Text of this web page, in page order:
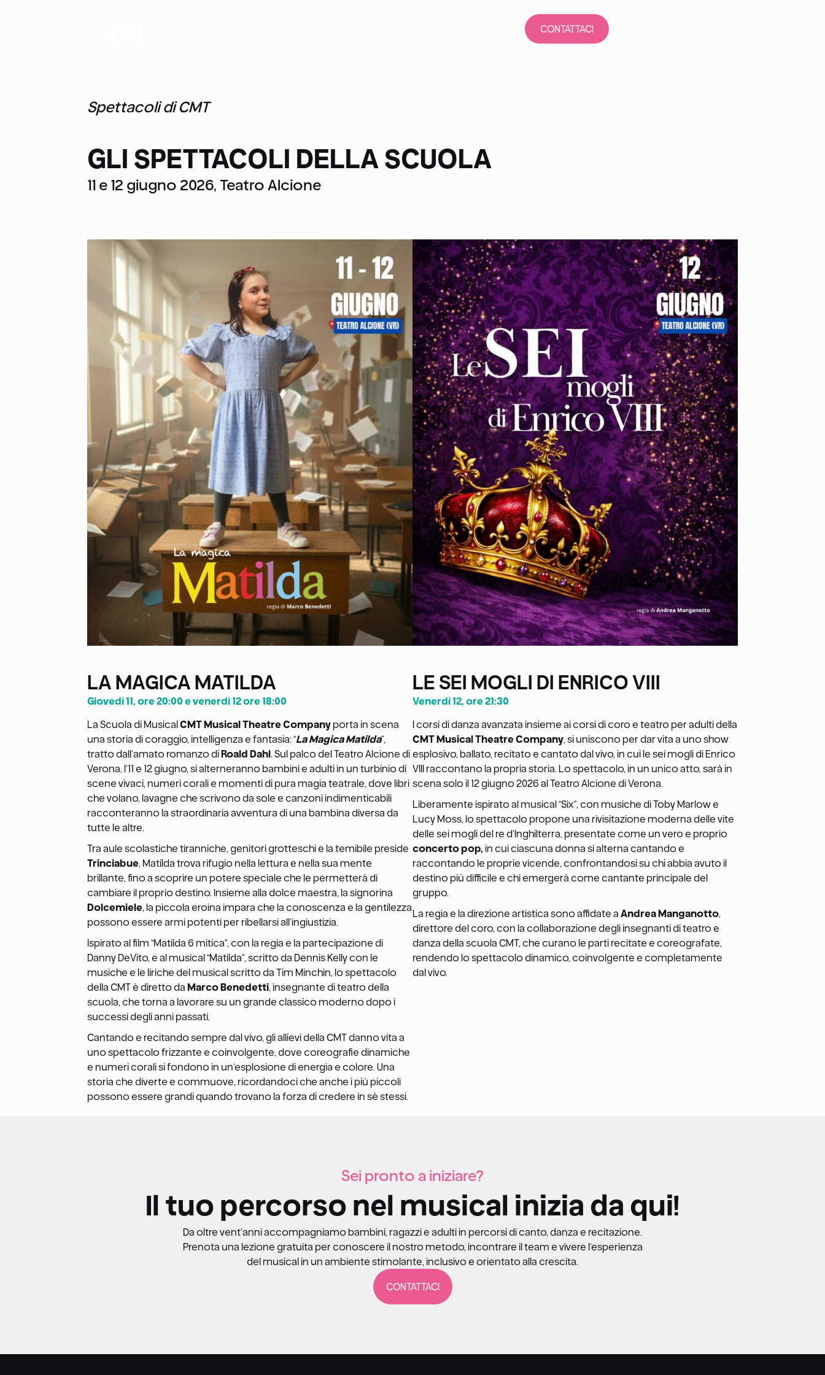
CONTATTACI
Spettacoli di CMT
GLI SPETTACOLI DELLA SCUOLA
11 e 12 giugno 2026, Teatro Alcione
LA MAGICA MATILDA
Giovedì 11, ore 20:00 e venerdì 12 ore 18:00
La Scuola di MusicalCMT Musical Theatre Company porta in scena
una storia di coraggio, intelligenza e fantasia: “La Magica Matilda”,
tratto dall’amato romanzo diRoald Dahl. Sul palco del Teatro Alcione di
Verona, l’11 e 12 giugno, si alterneranno bambini e adulti in un turbinio di
scene vivaci, numeri corali e momenti di pura magia teatrale, dove libri
che volano, lavagne che scrivono da sole e canzoni indimenticabili
racconteranno la straordinaria avventura di una bambina diversa da
tutte le altre.
Tra aule scolastiche tiranniche, genitori grotteschi e la temibile preside
Trinciabue, Matilda trova rifugio nella lettura e nella sua mente
brillante, fino a scoprire un potere speciale che le permetterà di
cambiare il proprio destino. Insieme alla dolce maestra, la signorina
Dolcemiele, la piccola eroina impara che la conoscenza e la gentilezza
possono essere armi potenti per ribellarsi all’ingiustizia.
Ispirato al film “Matilda 6 mitica”, con la regia e la partecipazione di
Danny DeVito, e al musical “Matilda”, scritto da Dennis Kelly con le
musiche e le liriche del musical scritto da Tim Minchin, lo spettacolo
della CMT è diretto daMarco Benedetti, insegnante di teatro della
scuola, che torna a lavorare su un grande classico moderno dopo i
successi degli anni passati.
Cantando e recitando sempre dal vivo, gli allievi della CMT danno vita a
uno spettacolo frizzante e coinvolgente, dove coreografie dinamiche
e numeri corali si fondono in un’esplosione di energia e colore. Una
storia che diverte e commuove, ricordandoci che anche i più piccoli
possono essere grandi quando trovano la forza di credere in sé stessi.
LE SEI MOGLI DI ENRICO VIII
Venerdì 12, ore 21:30
I corsi di danza avanzata insieme ai corsi di coro e teatro per adulti della
CMT Musical Theatre Company, si uniscono per dar vita a uno show
esplosivo, ballato, recitato e cantato dal vivo, in cui le sei mogli di Enrico
VIII raccontano la propria storia. Lo spettacolo, in un unico atto, sarà in
scena solo il 12 giugno 2026 al Teatro Alcione di Verona.
Liberamente ispirato al musical “Six”, con musiche di Toby Marlow e
Lucy Moss, lo spettacolo propone una rivisitazione moderna delle vite
delle sei mogli del re d’Inghilterra, presentate come un vero e proprio
concerto pop, in cui ciascuna donna si alterna cantando e
raccontando le proprie vicende, confrontandosi su chi abbia avuto il
destino più difficile e chi emergerà come cantante principale del
gruppo.
La regia e la direzione artistica sono affidate a Andrea Manganotto,
direttore del coro, con la collaborazione degli insegnanti di teatro e
danza della scuola CMT, che curano le parti recitate e coreografate,
rendendo lo spettacolo dinamico, coinvolgente e completamente
dal vivo.
Sei pronto a iniziare?
Il tuo percorso nel musical inizia da qui!
Da oltre vent’anni accompagniamo bambini, ragazzi e adulti in percorsi di canto, danza e recitazione.
Prenota una lezione gratuita per conoscere il nostro metodo, incontrare il team e vivere l’esperienza
del musical in un ambiente stimolante, inclusivo e orientato alla crescita.
CONTATTACI